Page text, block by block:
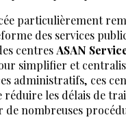
particulièrement
des services
centresASAN
simplifier et
administratifs, ces
réduire les délais de
de nombreuses